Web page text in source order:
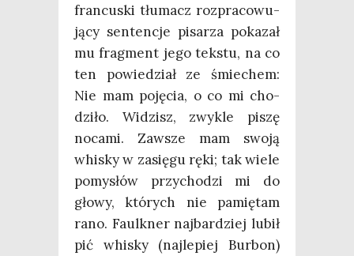
fran­cu­ski tłu­macz roz­pra­co­wu­
ją­cy sen­ten­cje pisa­rza poka­zał
mu frag­ment jego tek­stu, na co
ten powie­dział ze śmie­chem:
Nie mam poję­cia, o co mi cho­
dzi­ło. Widzisz, zwy­kle piszę
noca­mi. Zawsze mam swo­ją
whi­sky w zasię­gu ręki; tak wie­le
pomy­słów przy­cho­dzi mi do
gło­wy, któ­rych nie pamię­tam
rano. Faulk­ner naj­bar­dziej lubił
pić whi­sky (naj­le­piej Bur­bon)